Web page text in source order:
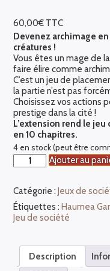
60,00€ TTC
Devenez archimage
créatures !
Vous êtes un mage de
faire élire comme
C’est un jeu de
la partie n’est pas
Choisissez vos actions
prestige dans la cité !
L’extension rend le
en 10 chapitres.
4 en stock (peut être
quantité
de
+
extension
La
légende
(pack)
Ajouter au
Catégorie : Jeux de
Étiquettes :Haumea
Jeu de société
Description